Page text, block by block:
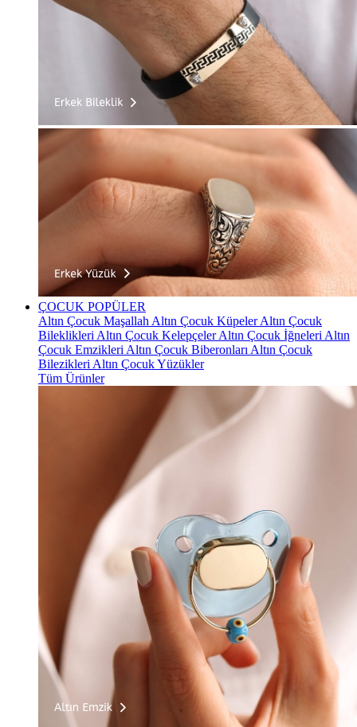
ÇOCUK POPÜLER
Altın Çocuk Maşallah Altın Çocuk KüpelerAltın Çocuk
Bileklikleri Altın Çocuk KelepçelerAltın Çocuk İğneleri Altın
Çocuk Emzikleri Altın Çocuk Biberonları Altın Çocuk
Bilezikleri Altın Çocuk Yüzükler
Tüm Ürünler